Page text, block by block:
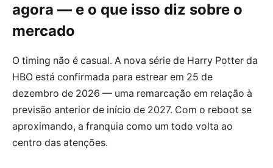
agora — e o que isso diz sobre o
mercado
O timing não é casual. A nova série de Harry Potter da
HBO está confirmada para estrear em 25 de
dezembro de 2026 — uma remarcação em relação à
previsão anterior de início de 2027. Com o reboot se
aproximando, a franquia como um todo volta ao
centro das atenções.